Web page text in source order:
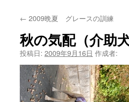
← 2009晩夏 グレースの訓練
秋の気配（介助
投稿日: 2009年9月16日 作成者: